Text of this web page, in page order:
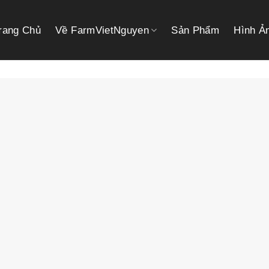
Chủ Về FarmVietNguyen Sản Phẩm Hình